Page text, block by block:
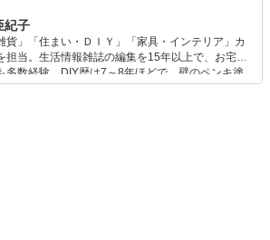
紀子
貨」「住まい・ＤＩＹ」「家具・インテリア」カ
担当。生活情報雑誌の編集を15年以上で、お宅訪
多数経験。DIY歴は7～8年ほどで、壁のペンキ塗
チェンジなどもチャレンジ済み。初心者でもモノ